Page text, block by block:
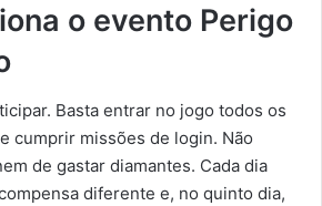
o evento Perigo
Basta entrar no jogo todos os
cumprir missões de login. Não
de gastar diamantes. Cada dia
diferente e, no quinto dia,